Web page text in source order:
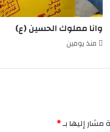
وانا مملوك الحسين (ع)
منذ يومين
مشار إليها بـ*